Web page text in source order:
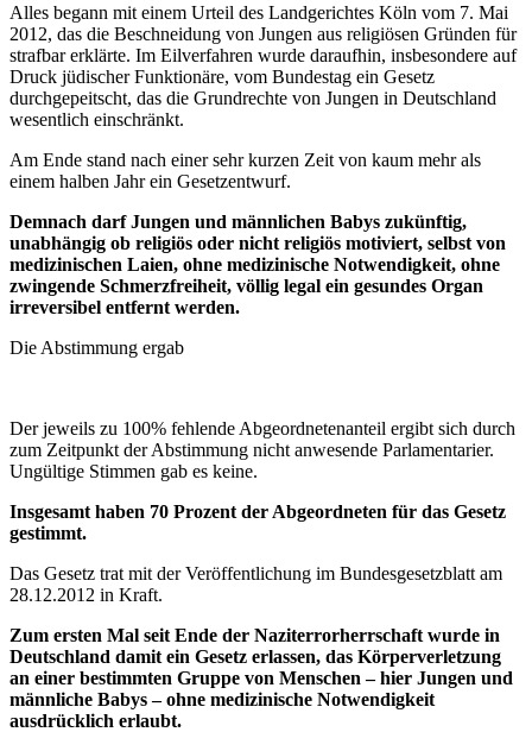
Alles begann mit einem Urteil des Landgerichtes Köln vom 7. Mai
2012, das die Beschneidung von Jungen aus religiösen Gründen für
strafbar erklärte. Im Eilverfahren wurde daraufhin, insbesondere auf
Druck jüdischer Funktionäre, vom Bundestag ein Gesetz
durchgepeitscht, das die Grundrechte von Jungen in Deutschland
wesentlich einschränkt.
Am Ende stand nach einer sehr kurzen Zeit von kaum mehr als
einem halben Jahr ein Gesetzentwurf.
Demnach darfJungen und männlichen Babys zukünftig,
unabhängig ob religiös oder nicht religiös motiviert, selbst von
medizinischen Laien, ohne medizinische Notwendigkeit, ohne
zwingende Schmerzfreiheit, völlig legal ein gesundes Organ
irreversibel entfernt werden.
Die Abstimmung ergab
Der jeweils zu 100% fehlende Abgeordnetenanteil ergibt sich durch
zum Zeitpunkt der Abstimmung nicht anwesende Parlamentarier.
Ungültige Stimmen gab es keine.
Insgesamt haben 70 Prozent der Abgeordneten für das Gesetz
gestimmt.
Das Gesetz trat mit der Veröffentlichung im Bundesgesetzblatt am
28.12.2012 in Kraft.
Zum ersten Mal seit Ende der Naziterrorherrschaft wurde in
Deutschland damit ein Gesetz erlassen, das Körperverletzung
an einer bestimmten Gruppe von Menschen – hier Jungen und
männliche Babys – ohne medizinische Notwendigkeit
ausdrücklich erlaubt.